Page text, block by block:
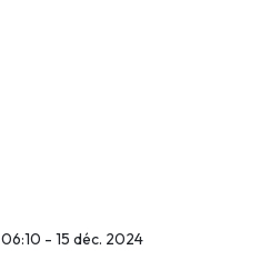
06:10 - 15 déc. 2024